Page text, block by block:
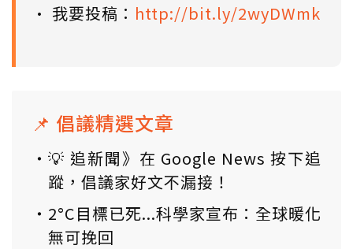
• 我要投稿： http://bit.ly/2wyDWmk
📌 倡議精選文章
💡 追新聞》在 Google News 按下追
蹤，倡議家好文不漏接！
2°C目標已死...科學家宣布：全球暖化
無可挽回